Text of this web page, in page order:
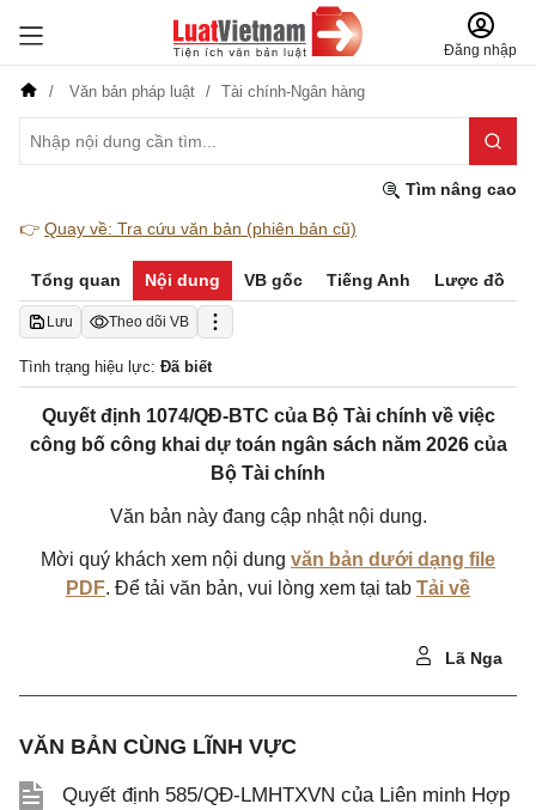
Đăng nhập
Văn bản pháp luật Tài chính-Ngân hàng
Tìm nâng cao
👉 Quay về: Tra cứu văn bản (phiên bản cũ)
Tổng quan Nội dung VB gốc Tiếng Anh Lược đồ
Lưu Theo dõi VB
Tình trạng hiệu lực: Đã biết
Quyết định 1074/QĐ-BTC của Bộ Tài chính về việc
công bố công khai dự toán ngân sách năm 2026 của
Bộ Tài chính
Văn bản này đang cập nhật nội dung.
Mời quý khách xem nội dung văn bản dưới dạng file
PDF. Để tải văn bản, vui lòng xem tại tab Tải về
Lã Nga
VĂN BẢN CÙNG LĨNH VỰC
Quyết định 585/QĐ-LMHTXVN của Liên minh Hợp